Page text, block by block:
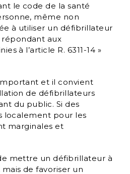
le code de la santé
même non
à utiliser un défibrillateur
aux
à l’article R. 6311-14 »
et il convient
de défibrillateurs
du public. Si des
localement pour les
marginales et
mettre un défibrillateur à
de favoriser un